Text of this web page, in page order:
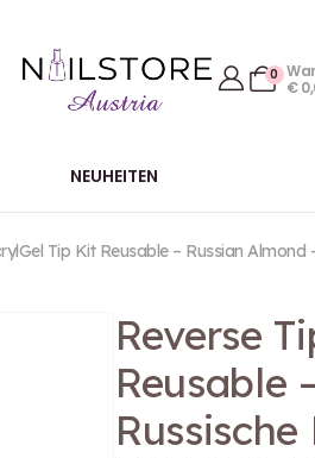
0
€
NEUHEITEN
Tip Kit Reusable – Russian Almond
Reverse
Reusable